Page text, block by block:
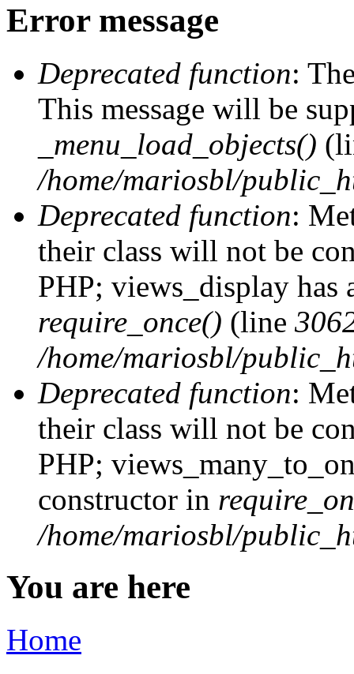
Error message
Deprecated function:
This message will be
_menu_load_objects()
/home/mariosbl/
Deprecated function:
their class will not be
PHP; views_display has
require_once() (line
/home/mariosbl/
Deprecated function:
their class will not be
PHP;
constructor in
/home/mariosbl/
You are here
Home